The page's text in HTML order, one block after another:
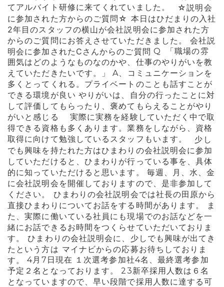
てアルバイト研修に来てくれていました。 ☆説明会
に参加された方からのご質問☆ 本日はひだまりの入社
2年目のスタッフの横山が会社説明会に参加された方
からのご質問にお答えさせていただきました。会社説
明会に参加されたCさんからのご質問 Q 「職場の雰
囲気はどのようなものなのかや、仕事のやりがいを教
えていただきたいです。」
A、コミュニケーションを
多くとってくれる。プライベートのことも話すことが
できる環境が良い やりがいは、自分の行ったことに対
して評価してもらったり、褒めてもらえることがやり
がいと感じる
実際に実務を経験していただく中で取
得できる資格も多くあります。業務をしながら、資格
取得に向けて勉強しているスタッフもいます。 少し
でも興味を持たれた方はひ まわりの会社説明会に参加
していただけると、ひまわりが行っている事を、具体
的に知っ ていただけ ると思います。
毎週、月、水、金
に会社説明会を開催しておりますので、是非参加して
ください。 ひまわりの会社説明会では社長の田原から
直接ひまわりについてお話をする時間があります。
ま
た、実際に働いている社員にも現場でのお話などを一
緒にお話できるお時間をつくらせていただいておりま
す。 ひまわりの会社説明会に、少しでも興味が出てき
たという方は マイナビからの応募お待ちしておりま
す。
4月7日現在 １次選考参加社4名、最終選考参加
予定２名となっております。 23新卒採用人数は６名
となっていますので、早い段階で採用人数に達する可